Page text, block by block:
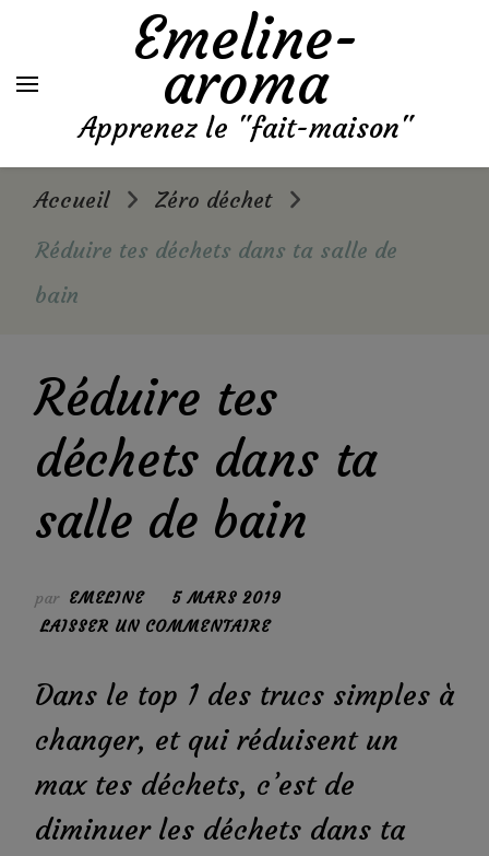
Emeline-
aroma
Apprenez le "fait-maison"
Accueil
Zéro déchet
Réduire tes déchets dans ta salle de
bain
Réduire tes
déchets dans ta
salle de bain
par EMELINE
5 MARS 2019
LAISSER UN COMMENTAIRESUR
DÉCHETS
DANS
TA
SALLE
DE
Dans le top 1 des trucs simples à
changer, et qui réduisent un
max tes déchets, c’est de
diminuer les déchets dans ta